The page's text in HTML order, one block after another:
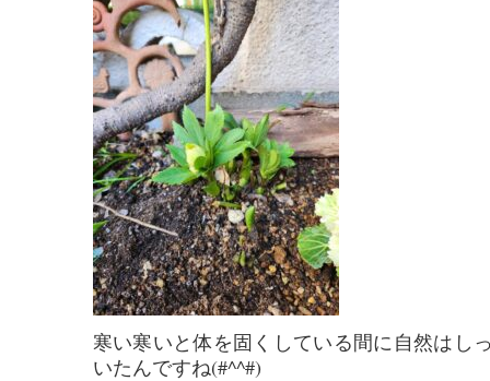
寒い寒いと体を固くしている間に自然はし
いたんですね(#^^#)